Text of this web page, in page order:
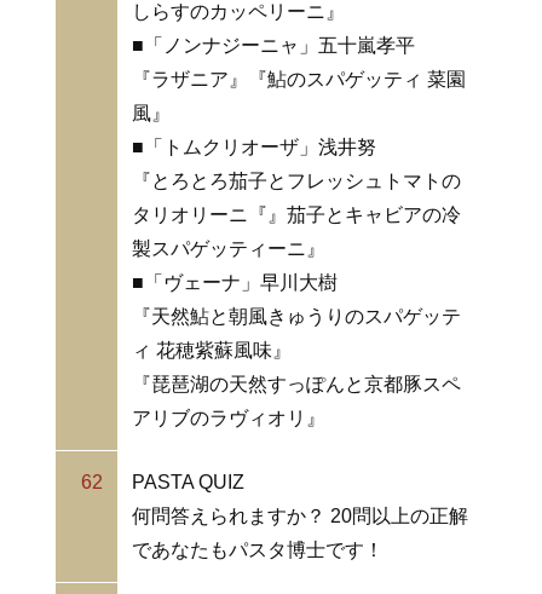
しらすのカッペリーニ』
■「ノンナジーニャ」五十嵐孝平
『ラザニア』『鮎のスパゲッティ 菜園
風』
■「トムクリオーザ」浅井努
『とろとろ茄子とフレッシュトマトの
タリオリーニ『』茄子とキャビアの冷
製スパゲッティーニ』
■「ヴェーナ」早川大樹
『天然鮎と朝風きゅうりのスパゲッテ
ィ 花穂紫蘇風味』
『琵琶湖の天然すっぽんと京都豚スペ
アリブのラヴィオリ』
62
PASTA QUIZ
何問答えられますか？ 20問以上の正解
であなたもパスタ博士です！